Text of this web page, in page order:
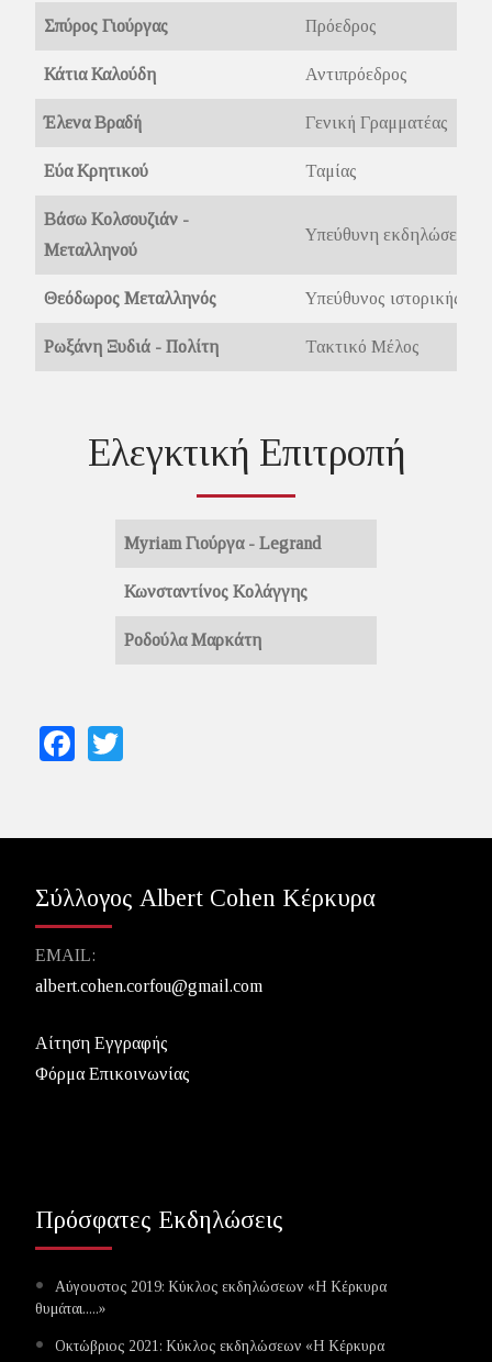
Σπύρος Γιούργας Πρόεδρος
Κάτια Καλούδη Αντιπρόεδρος
Έλενα Βραδή Γενική Γραμματέας
Εύα Κρητικού Ταμίας
Βάσω Κολσουζιάν -
Μεταλληνού
Υπεύθυνη εκδηλώσεων
Θεόδωρος Μεταλληνός Υπεύθυνος ιστορικής
Ρωξάνη Ξυδιά - Πολίτη Τακτικό Μέλος
Ελεγκτική Επιτροπή
Myriam Γιούργα - Legrand
Κωνσταντίνος Κολάγγης
Ροδούλα Μαρκάτη
Facebook
Σύλλογος Albert Cohen Κέρκυρα
EMAIL:
albert.cohen.corfou@gmail.com
Αίτηση Εγγραφής
Φόρμα Επικοινωνίας
Πρόσφατες Εκδηλώσεις
Αύγουστος 2019: Κύκλος εκδηλώσεων «Η Κέρκυρα
θυμάται.....»
Οκτώβριος 2021: Κύκλος εκδηλώσεων «Η Κέρκυρα